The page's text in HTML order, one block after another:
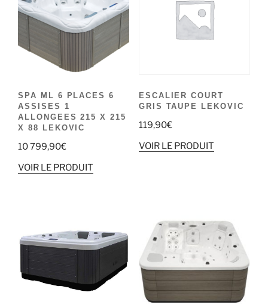
SPA ML 6 PLACES 6
ASSISES 1
ALLONGEES 215 X 215
X 88 LEKOVIC
10 799,90€
VOIR LE PRODUIT
ESCALIER COURT
GRIS TAUPE LEKOVIC
119,90€
VOIR LE PRODUIT